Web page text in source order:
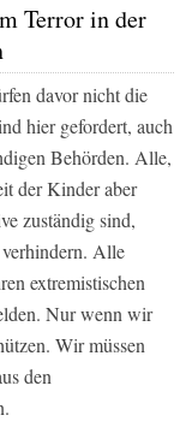
Terror in der
davor nicht die
hier gefordert, auch
Behörden. Alle,
der Kinder aber
zuständig sind,
Alle
extremistischen
Nur wenn wir
Wir müssen
den